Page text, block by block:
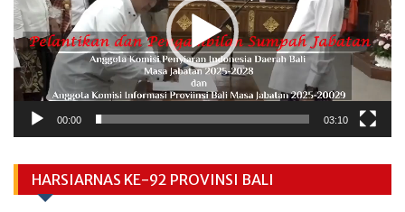
00:00 03:10
HARSIARNAS KE-92 PROVINSI BALI